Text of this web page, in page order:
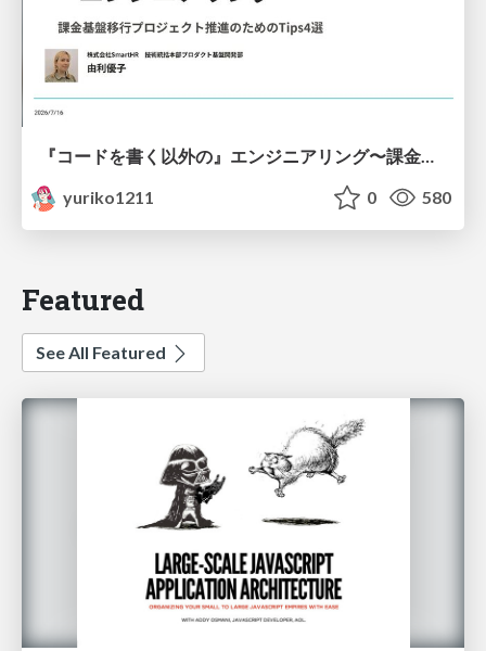
『コードを書く以外の』エンジニアリング〜課金基盤移行プロジェクト推進のためのTips4選
yuriko1211
0 580
Featured
See All Featured